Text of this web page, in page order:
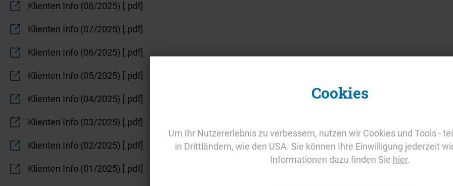
Klienten Info (08/2025) [.pdf]
Klienten Info (07/2025) [.pdf]
Klienten Info (06/2025) [.pdf]
Klienten Info (05/2025) [.pdf]
Klienten Info (04/2025) [.pdf]
Klienten Info (03/2025) [.pdf]
Klienten Info (02/2025) [.pdf]
Klienten Info (01/2025) [.pdf]
Cookies
Um Ihr Nutzererlebnis zu verbessern, nutzen wir Cookies und Tools -
in Drittländern, wie den USA. Sie können Ihre Einwilligung jederzeit
Informationen dazu finden Sie hier.